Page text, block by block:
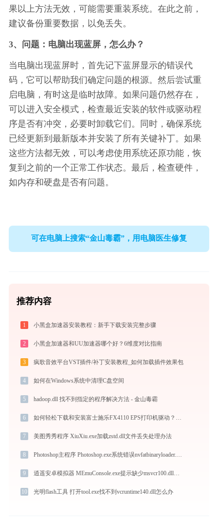
果以上方法无效，可能需要重装系统。在此之前，
建议备份重要数据，以免丢失。
3、问题：电脑出现蓝屏，怎么办？
当电脑出现蓝屏时，首先记下蓝屏显示的错误代
码，它可以帮助我们确定问题的根源。然后尝试重
启电脑，有时这是临时故障。如果问题仍然存在，
可以进入安全模式，检查最近安装的软件或驱动程
序是否有冲突，必要时卸载它们。同时，确保系统
已经更新到最新版本并安装了所有关键补丁。如果
这些方法都无效，可以考虑使用系统还原功能，恢
复到之前的一个正常工作状态。最后，检查硬件，
如内存和硬盘是否有问题。
可在电脑上搜索“金山毒霸”，用电脑医生修复
推荐内容
1 小黑盒加速器安装教程：新手下载安装完整步骤
2 小黑盒加速器和UU加速器哪个好？6维度对比指南
3 疯歌音效平台VST插件/补丁安装教程_如何加载插件效果包
4 如何在Windows系统中清理C盘空间
5 hadoop.dll 找不到指定的程序解决方法 - 金山毒霸
6
7 美图秀秀程序 XiuXiu.exe加载zstd.dll文件丢失处理办法
8
9 逍遥安卓模拟器 MEmuConsole.exe提示缺少msvcr100.dll文件的解决办法
10 光明flash工具 打开tool.exe找不到vcruntime140.dll怎么办